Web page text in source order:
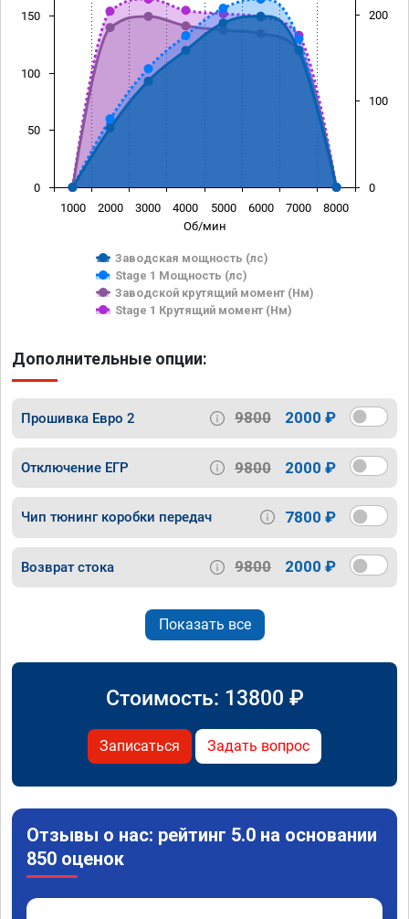
Об/мин
Заводская мощность (лс)
Stage 1 Мощность (лс)
Заводской крутящий момент (Нм)
Stage 1 Крутящий момент (Нм)
1000 2000 3000 4000 5000 6000 7000 8000
0
50
100
150
0
100
200
Дополнительные опции:
Прошивка Евро 2 9800 2000 ₽
Отключение ЕГР 9800 2000 ₽
Чип тюнинг коробки передач 7800 ₽
Возврат стока 9800 2000 ₽
Показать все
Стоимость: 13800 ₽
Записаться Задать вопрос
Отзывы о нас: рейтинг 5.0 на основании
850 оценок